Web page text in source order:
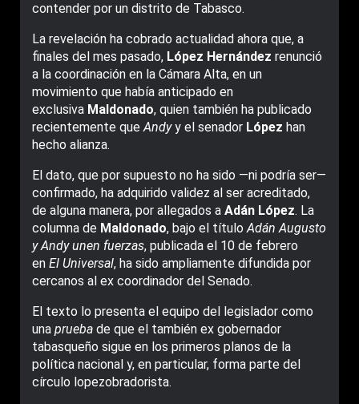
contender por un distrito de Tabasco.
La revelación ha cobrado actualidad ahora que, a
finales del mes pasado, López Hernández renunció
a la coordinación en la Cámara Alta, en un
movimiento que había anticipado en
exclusiva Maldonado, quien también ha publicado
recientemente queAndyy el senador López han
hecho alianza.
El dato, que por supuesto no ha sido —ni podría ser—
confirmado, ha adquirido validez al ser acreditado,
de alguna manera, por allegados a Adán López. La
columna de Maldonado, bajo el títuloAdán Augusto
y Andy unen fuerzas, publicada el 10 de febrero
en El Universal, ha sido ampliamente difundida por
cercanos al ex coordinador del Senado.
El texto lo presenta el equipo del legislador como
una prueba de que el también ex gobernador
tabasqueño sigue en los primeros planos de la
política nacional y, en particular, forma parte del
círculo lopezobradorista.